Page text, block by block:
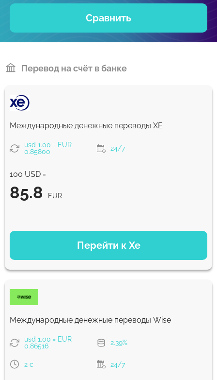
Сравнить
Перевод на счёт в банке
Международные денежные переводы ХЕ
usd 1.00 = EUR
0.85800
24/7
100 USD =
85.8 EUR
Перейти к Xe
ВАРИАНТЫ ОПЛАТЫ
85.8 EUR NaN д
Комиссия Strumok, всегда 0%
Международные денежные переводы Wise
usd 1.00 = EUR
0.86516
2.39%
2 с 24/7